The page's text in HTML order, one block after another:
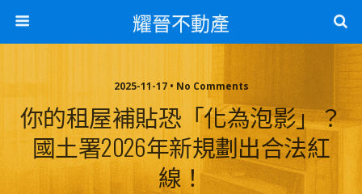
耀晉不動產
2025-11-17 • No Comments
你的租屋補貼恐「化為泡影」？
國土署2026年新規劃出合法紅
線！